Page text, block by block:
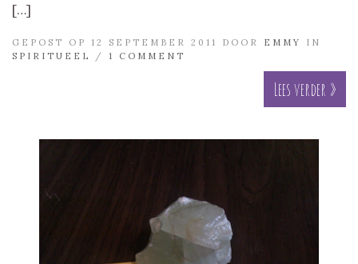
[…]
GEPOST OP 12 SEPTEMBER 2011 DOOR EMMY
IN
SPIRITUEEL
/ 1 COMMENT
Lees verder »